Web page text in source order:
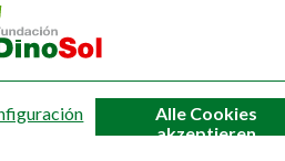
Alle Cookies
akzeptieren